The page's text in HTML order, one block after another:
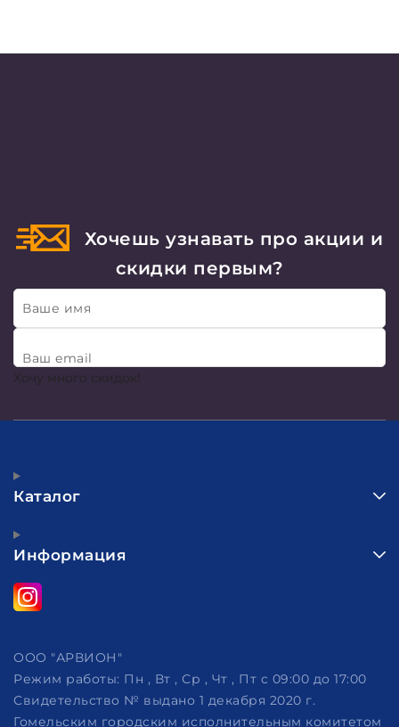
Хочешь узнавать про акции и
скидки первым?
Ваше имя
Ваш email
Хочу много скидок!
Каталог
Информация
ООО "АРВИОН"
Режим работы: Пн , Вт , Ср , Чт , Пт c 09:00 до 17:00
Свидетельство № выдано 1 декабря 2020 г.
Гомельским городским исполнительным комитетом